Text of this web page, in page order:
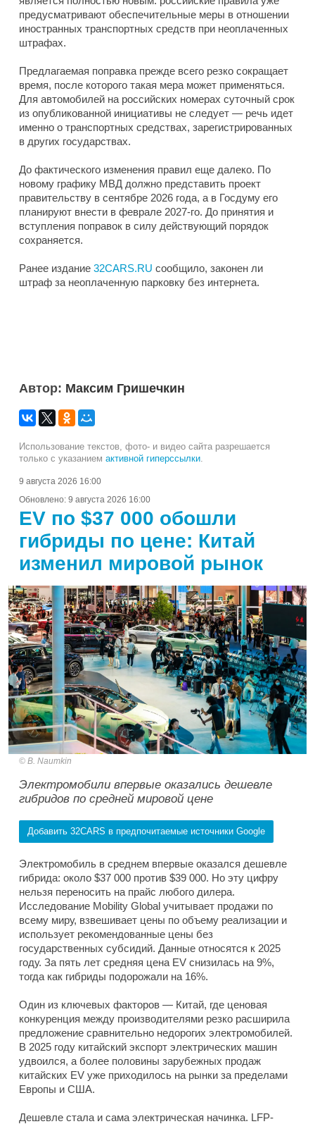
предусматривают обеспечительные меры в отношении
иностранных транспортных средств при неоплаченных
штрафах.
Предлагаемая поправка прежде всего резко сокращает
время, после которого такая мера может применяться.
Для автомобилей на российских номерах суточный срок
из опубликованной инициативы не следует — речь идет
именно о транспортных средствах, зарегистрированных
в других государствах.
До фактического изменения правил еще далеко. По
новому графику МВД должно представить проект
правительству в сентябре 2026 года, а в Госдуму его
планируют внести в феврале 2027-го. До принятия и
вступления поправок в силу действующий порядок
сохраняется.
Ранее издание 32CARS.RU сообщило, законен ли
штраф за неоплаченную парковку без интернета.
Автор: Максим Гришечкин
Использование текстов, фото- и видео сайта разрешается
только с указанием активной гиперссылки.
9 августа 2026 16:00
Обновлено: 9 августа 2026 16:00
EV по $37 000 обошли
гибриды по цене: Китай
изменил мировой рынок
B. Naumkin
Электромобили впервые оказались дешевле
гибридов по средней мировой цене
Добавить 32CARS в предпочитаемые источники Google
Электромобиль в среднем впервые оказался дешевле
гибрида: около $37 000 против $39 000. Но эту цифру
нельзя переносить на прайс любого дилера.
Исследование Mobility Global учитывает продажи по
всему миру, взвешивает цены по объему реализации и
использует рекомендованные цены без
государственных субсидий. Данные относятся к 2025
году. За пять лет средняя цена EV снизилась на 9%,
тогда как гибриды подорожали на 16%.
Один из ключевых факторов — Китай, где ценовая
конкуренция между производителями резко расширила
предложение сравнительно недорогих электромобилей.
В 2025 году китайский экспорт электрических машин
удвоился, а более половины зарубежных продаж
китайских EV уже приходилось на рынки за пределами
Европы и США.
Дешевле стала и сама электрическая начинка. LFP-